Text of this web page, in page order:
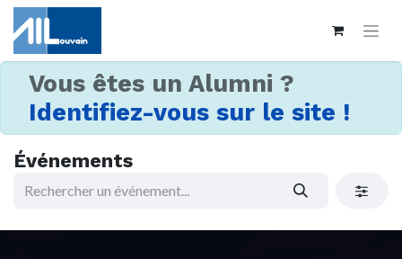
Vous êtes un Alumni ?
Identifiez-vous sur le site !
Événements